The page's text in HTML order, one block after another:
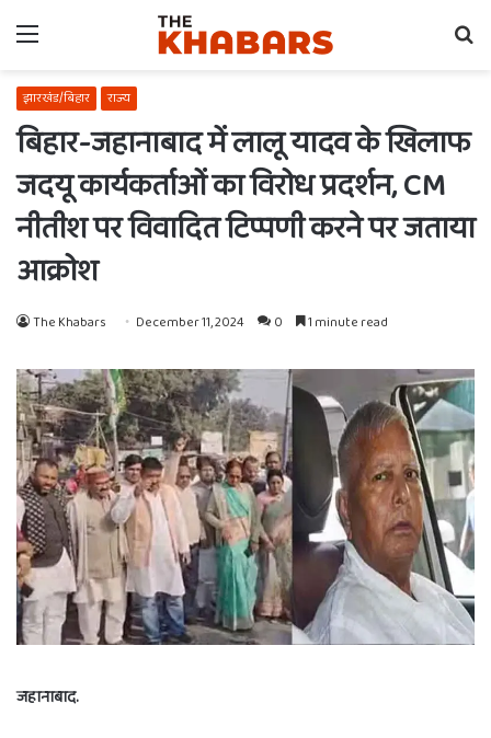
Menu
झारखंड/बिहार राज्य
बिहार-जहानाबाद में लालू यादव के खिलाफ
जदयू कार्यकर्ताओं का विरोध प्रदर्शन, CM
नीतीश पर विवादित टिप्पणी करने पर जताया
आक्रोश
The Khabars December 11, 2024 0 1 minute read
जहानाबाद.